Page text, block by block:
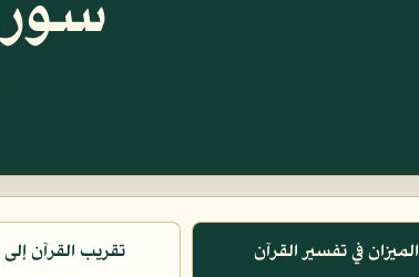
الميزان في تفسير القرآن تقريب القرآن إلى